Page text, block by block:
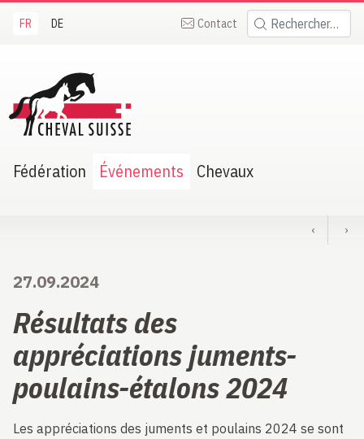
FR DE Contact Rechercher:
Suisse
Fédération Événements Chevaux
‹ ›
27.09.2024
Résultats des
appréciations juments-
poulains-étalons 2024
Les appréciations des juments et poulains 2024 se sont